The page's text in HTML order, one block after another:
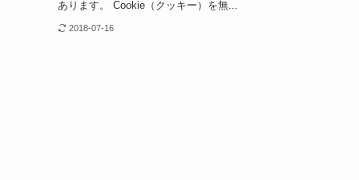
あります。 Cookie（クッキー）を無...
2018-07-16